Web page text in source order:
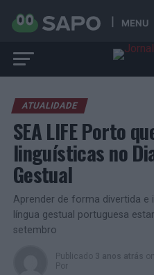
MENU
ATUALIDADE
SEA LIFE Porto
linguísticas no
Gestual
Aprender de forma divertida e
língua gestual portuguesa
setembro
Publicado 3 anos atrás on
Por